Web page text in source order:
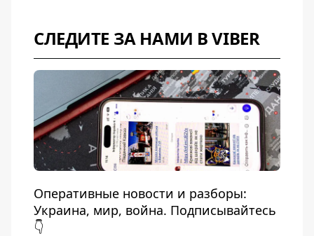
СЛЕДИТЕ ЗА НАМИ В VIBER
Оперативные новости и разборы:
Украина, мир, война. Подписывайтесь
👇